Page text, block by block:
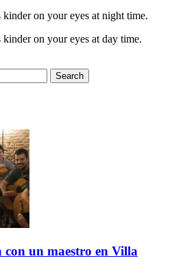
on your eyes at night time.
on your eyes at day time.
Search
un maestro en Villa